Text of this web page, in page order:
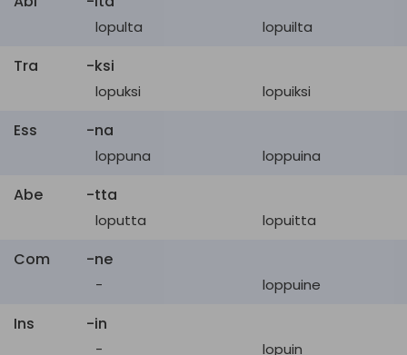
lopulta lopuilta
Tra -ksi
lopuksi lopuiksi
Ess -na
loppuna loppuina
Abe -tta
loputta lopuitta
Com -ne
- loppuine
Ins -in
- lopuin
tarpeekseen
tarpeekseen,